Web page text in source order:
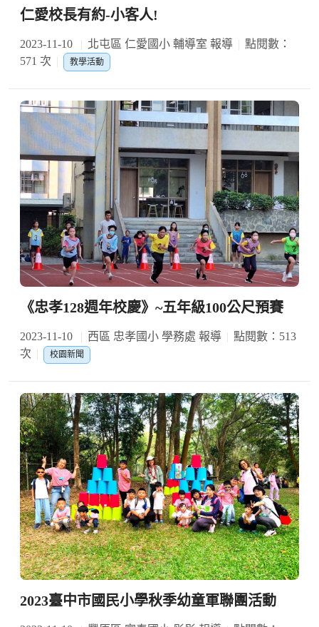
仁愛校長有約-小客人!
2023-11-10 北屯區 仁愛國小 輔導室 報導
點閱數：
571 次
教學活動
《忠孝128週年校慶》~五年級100公尺預賽
2023-11-10 西區 忠孝國小 學務處 報導
點閱數：513
次
校園新聞
2023臺中市國民小學秋季幼童軍聯團活動